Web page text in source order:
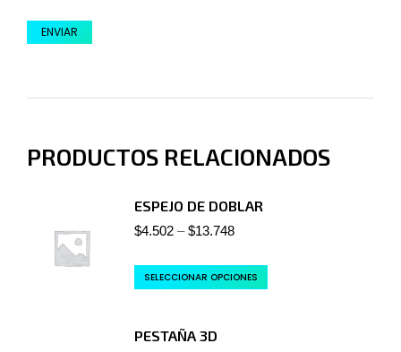
PRODUCTOS RELACIONADOS
ESPEJO DE DOBLAR
$4.502 –$13.748
SELECCIONAR OPCIONES
PESTAÑA 3D